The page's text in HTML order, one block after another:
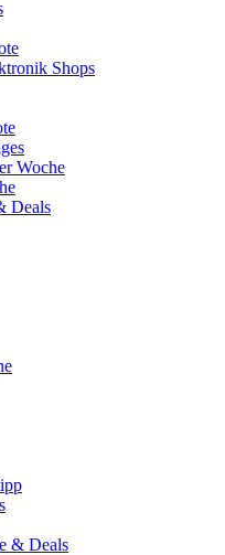
Shops
Woche
Deals
& Deals